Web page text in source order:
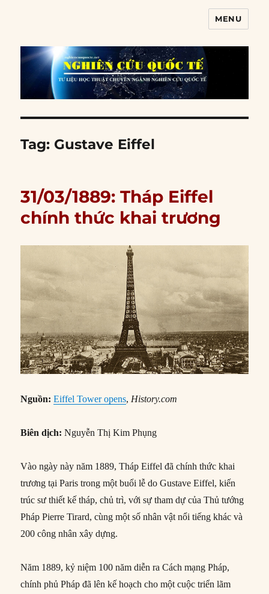
MENU
Tag: Gustave Eiffel
31/03/1889: Tháp Eiffel
chính thức khai trương
Nguồn: Eiffel Tower opens, History.com
Biên dịch: Nguyễn Thị Kim Phụng
Vào ngày này năm 1889, Tháp Eiffel đã chính thức khai
trương tại Paris trong một buổi lễ do Gustave Eiffel, kiến
trúc sư thiết kế tháp, chủ trì, với sự tham dự của Thủ tướng
Pháp Pierre Tirard, cùng một số nhân vật nổi tiếng khác và
200 công nhân xây dựng.
Năm 1889, kỷ niệm 100 năm diễn ra Cách mạng Pháp,
chính phủ Pháp đã lên kế hoạch cho một cuộc triển lãm